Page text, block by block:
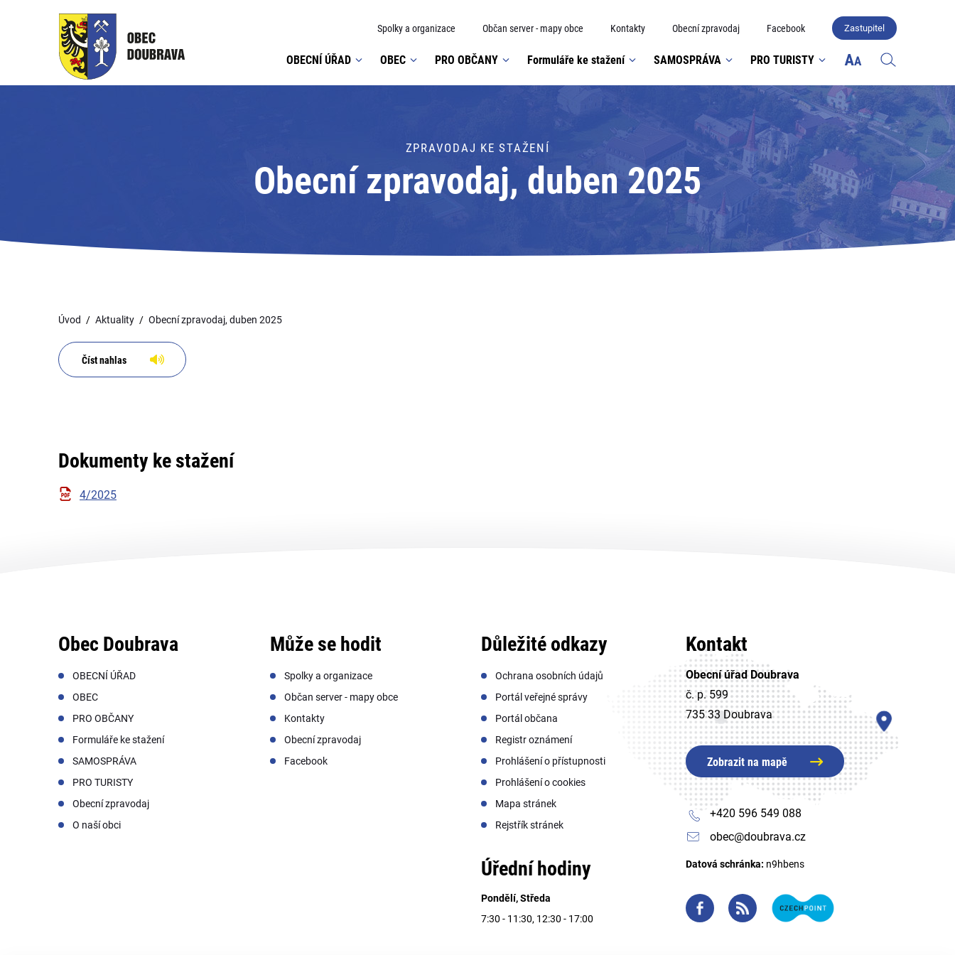
Spolky a organizace Občan server - mapy obce Kontakty Obecní zpravodaj Facebook Zastupitel
OBECNÍ ÚŘAD OBEC PRO OBČANY Formuláře ke stažení SAMOSPRÁVA PRO TURISTY
ZPRAVODAJ KE STAŽENÍ
Obecní zpravodaj, duben 2025
Úvod Aktuality Obecní zpravodaj, duben 2025
Číst nahlas
Dokumenty ke stažení
4/2025
Obec Doubrava
OBECNÍ ÚŘAD
OBEC
PRO OBČANY
Formuláře ke stažení
SAMOSPRÁVA
PRO TURISTY
Obecní zpravodaj
O naší obci
Může se hodit
Spolky a organizace
Občan server - mapy obce
Kontakty
Obecní zpravodaj
Facebook
Důležité odkazy
Ochrana osobních údajů
Portál veřejné správy
Portál občana
Registr oznámení
Prohlášení o přístupnosti
Prohlášení o cookies
Mapa stránek
Rejstřík stránek
Úřední hodiny
Pondělí, Středa
7:30 - 11:30, 12:30 - 17:00
Kontakt
Obecní úřad Doubrava
č. p. 599
735 33 Doubrava
Zobrazit na mapě
+420 596 549 088
obec@doubrava.cz
Datová schránka: n9hbens